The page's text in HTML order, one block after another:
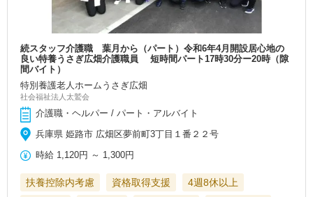
続スタッフ介護職 葉月から（パート）令和6年4月開設居心地の
良い特養うさぎ広畑介護職員 短時間パート17時30分ー20時（隙
間バイト）
特別養護老人ホームうさぎ広畑
社会福祉法人太鷲会
介護職・ヘルパー / パート・アルバイト
兵庫県 姫路市 広畑区夢前町3丁目１番２２号
時給 1,120円 ～ 1,300円
扶養控除内考慮 資格取得支援
4週8休以上